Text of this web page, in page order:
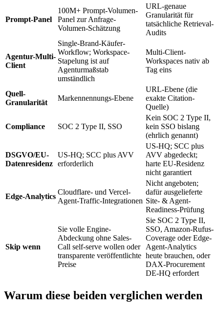
Prompt-Panel
100M+ Prompt-Volumen-
Panel zur Anfrage-
Volumen-Schätzung
URL-genaue
Granularität für
tatsächliche Retrieval-
Audits
Agentur-Multi-
Client
Single-Brand-Käufer-
Workflow; Workspace-
Stapelung ist auf
Agenturmaßstab
umständlich
Multi-Client-
Workspaces nativ ab
Tag eins
Quell-
Granularität
Markennennungs-Ebene
URL-Ebene (die
exakte Citation-
Quelle)
Compliance SOC 2 Type II, SSO
Kein SOC 2 Type II,
kein SSO bislang
(ehrlich genannt)
DSGVO/EU-
Datenresidenz
US-HQ; SCC plus AVV
erforderlich
US-HQ; SCC plus
AVV abgedeckt;
harte EU-Residenz
nicht garantiert
Edge-Analytics
Cloudflare- und Vercel-
Agent-Traffic-Integrationen
Nicht angeboten;
dafür ausgelieferte
Site- & Agent-
Readiness-Prüfung
Skip wenn
Sie volle Engine-
Abdeckung ohne Sales-
Call self-serve wollen oder
transparente veröffentlichte
Preise
Sie SOC 2 Type II,
SSO, Amazon-Rufus-
Coverage oder Edge-
Agent-Analytics
heute brauchen, oder
DAX-Procurement
DE-HQ erfordert
Warum diese beiden verglichen werden